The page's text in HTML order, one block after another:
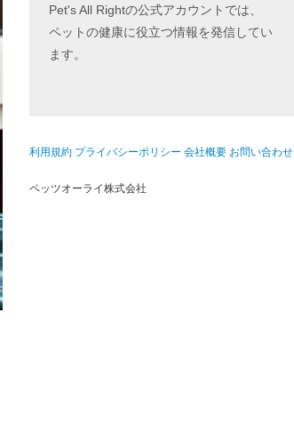
Pet's All Rightの公式アカウントでは、
ペットの健康に役立つ情報を発信してい
ます。
利用規約 プライバシーポリシー 会社概要 お問い合わせ
ペッツオーライ株式会社